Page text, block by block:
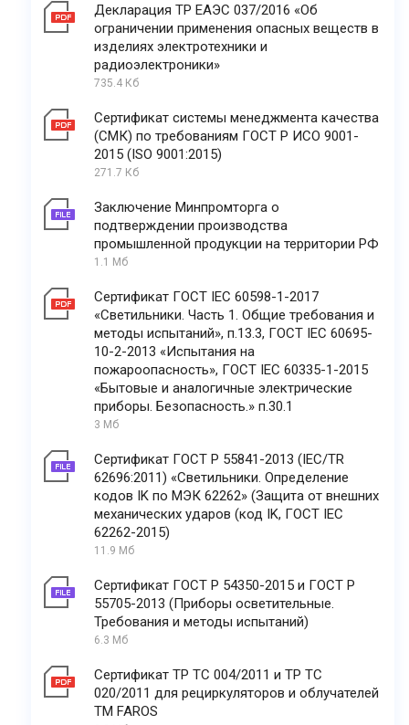
Декларация ТР ЕАЭС 037/2016 «Об
ограничении применения опасных веществ в
изделиях электротехники и
радиоэлектроники»
735.4 Кб
Сертификат системы менеджмента качества
(СМК) по требованиям ГОСТ Р ИСО 9001-
2015 (ISO 9001:2015)
271.7 Кб
Заключение Минпромторга о
подтверждении производства
промышленной продукции на территории РФ
1.1 Мб
Сертификат ГОСТ IEC 60598-1-2017
«Светильники. Часть 1. Общие требования и
методы испытаний», п.13.3, ГОСТ IEC 60695-
10-2-2013 «Испытания на
пожароопасность», ГОСТ IEC 60335-1-2015
«Бытовые и аналогичные электрические
приборы. Безопасность.» п.30.1
3 Мб
Сертификат ГОСТ Р 55841-2013 (IEC/TR
62696:2011) «Светильники. Определение
кодов IK по МЭК 62262» (Защита от внешних
механических ударов (код IK, ГОСТ IEC
62262-2015)
11.9 Мб
Сертификат ГОСТ Р 54350-2015 и ГОСТ Р
55705-2013 (Приборы осветительные.
Требования и методы испытаний)
6.3 Мб
Сертификат ТР ТС 004/2011 и ТР ТС
020/2011 для рециркуляторов и облучателей
ТМ FAROS